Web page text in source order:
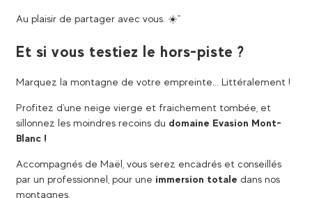
Au plaisir de partager avec vous. ☀️​"
Et si vous testiez le hors-piste ?
Marquez la montagne de votre empreinte... Littéralement !
Profitez d'une neige vierge et fraichement tombée, et
sillonnez les moindres recoins du domaine Evasion Mont-
Blanc !
Accompagnés de Maël, vous serez encadrés et conseillés
par un professionnel, pour une immersion totale dans nos
montagnes.